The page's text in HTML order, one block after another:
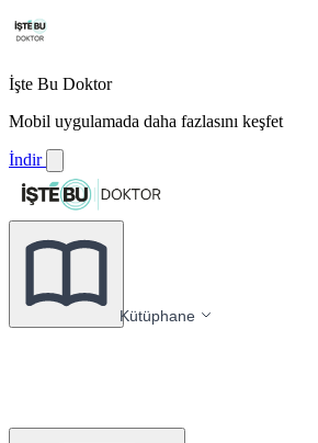
İşte Bu Doktor
Mobil uygulamada daha fazlasını keşfet
İndir
Kütüphane